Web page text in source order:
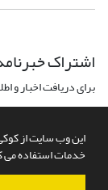
این وب سایت از کوکی
خدمات استفاده می
اشتراک
برای دریافت اخبار و